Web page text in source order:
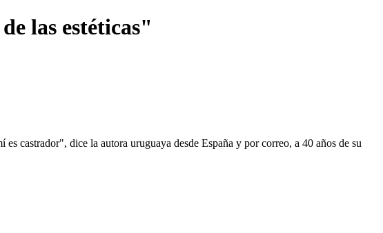
las estéticas"
castrador", dice la autora uruguaya desde España y por correo, a 40 años de su